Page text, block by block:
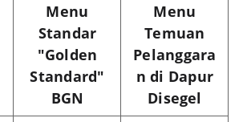
Menu
Standar
"Golden
Standard"
BGN
Menu
Temuan
Pelanggara
n di Dapur
Disegel